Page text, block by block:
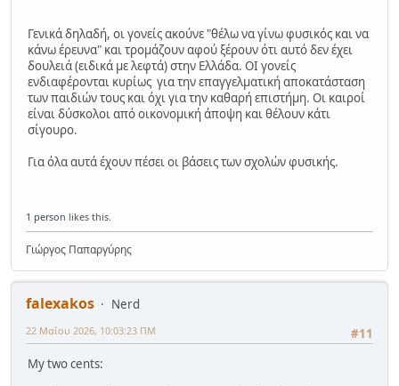
Γενικά δηλαδή, οι γονείς ακούνε "θέλω να γίνω φυσικός και να
κάνω έρευνα" και τρομάζουν αφού ξέρουν ότι αυτό δεν έχει
δουλειά (ειδικά με λεφτά) στην Ελλάδα. ΟΙ γονείς
ενδιαφέρονται κυρίως για την επαγγελματική αποκατάσταση
των παιδιών τους και όχι για την καθαρή επιστήμη. Οι καιροί
είναι δύσκολοι από οικονομική άποψη και θέλουν κάτι
σίγουρο.
Για όλα αυτά έχουν πέσει οι βάσεις των σχολών φυσικής.
1 person likes this.
Γιώργος Παπαργύρης
falexakos
Nerd
#11
22 Μαΐου 2026, 10:03:23 ΠΜ
My two cents: